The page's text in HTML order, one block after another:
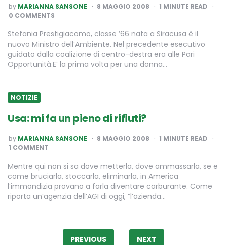
POSTED
BY
by MARIANNA SANSONE 8 MAGGIO 2008 1 MINUTE READ
0 COMMENTS
Stefania Prestigiacomo, classe ’66 nata a Siracusa è il
nuovo Ministro dell’Ambiente. Nel precedente esecutivo
guidato dalla coalizione di centro-destra era alle Pari
Opportunità.E’ la prima volta per una donna…
NOTIZIE
Usa: mi fa un pieno di rifiuti?
POSTED
BY
by MARIANNA SANSONE 8 MAGGIO 2008 1 MINUTE READ
1 COMMENT
Mentre qui non si sa dove metterla, dove ammassarla, se e
come bruciarla, stoccarla, eliminarla, in America
l’immondizia provano a farla diventare carburante. Come
riporta un’agenzia dell’AGI di oggi, “l’azienda…
PREVIOUS NEXT